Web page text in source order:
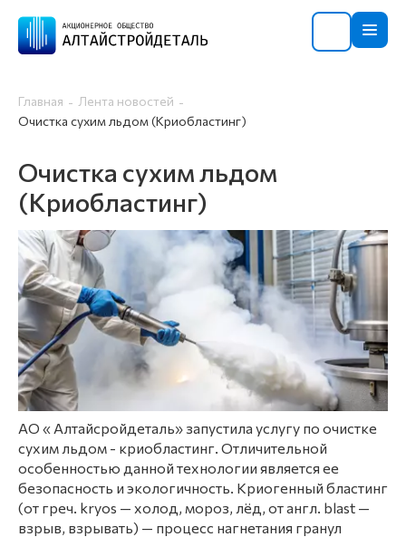
Главная
Лента новостей
Очистка сухим льдом (Криобластинг)
Очистка сухим льдом
(Криобластинг)
АО « Алтайсройдеталь» запустила услугу по очистке
сухим льдом - криобластинг. Отличительной
особенностью данной технологии является ее
безопасность и экологичность. Криогенный бластинг
(от греч. kryos — холод, мороз, лёд, от англ. blast —
взрыв, взрывать) — процесс нагнетания гранул